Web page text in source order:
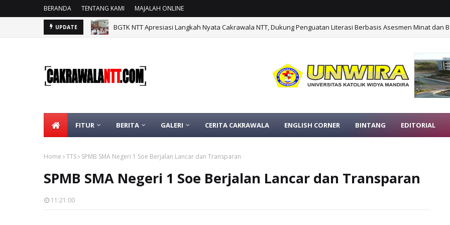
BERANDA TENTANG KAMI MAJALAH ONLINE
UPDATE BGTK NTT Apresiasi Langkah Nyata Cakrawala NTT, Dukung Penguatan Literasi Berbasis Asesmen Minat dan
FITUR BERITA GALERI CERITA CAKRAWALA ENGLISH CORNER BINTANG EDITORIAL
Home TTS SPMB SMA Negeri 1 Soe Berjalan Lancar dan Transparan
SPMB SMA Negeri 1 Soe Berjalan Lancar dan Transparan
11:21:00